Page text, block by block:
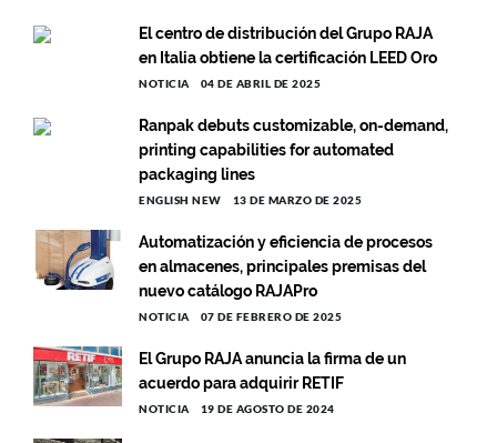
El centro de distribución del Grupo RAJA
en Italia obtiene la certificación LEED Oro
NOTICIA 04 DE ABRIL DE 2025
Ranpak debuts customizable, on-demand,
printing capabilities for automated
packaging lines
ENGLISH NEW 13 DE MARZO DE 2025
Automatización y eficiencia de procesos
en almacenes, principales premisas del
nuevo catálogo RAJAPro
NOTICIA 07 DE FEBRERO DE 2025
El Grupo RAJA anuncia la firma de un
acuerdo para adquirir RETIF
NOTICIA 19 DE AGOSTO DE 2024